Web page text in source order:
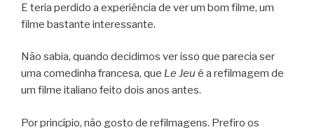
E teria perdido a experiência de ver um bom filme, um
filme bastante interessante.
Não sabia, quando decidimos ver isso que parecia ser
uma comedinha francesa, que Le Jeu é a refilmagem de
um filme italiano feito dois anos antes.
Por princípio, não gosto de refilmagens. Prefiro os